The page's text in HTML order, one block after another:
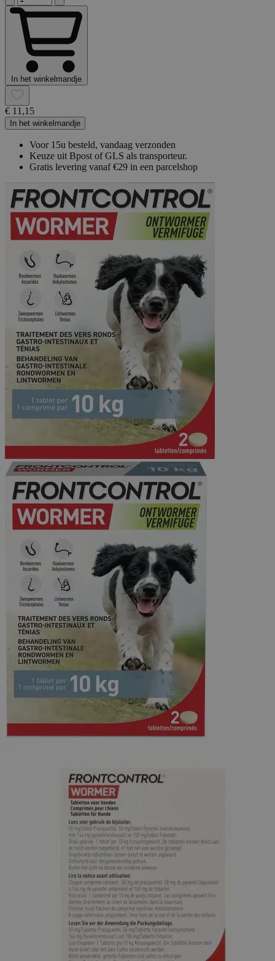
In het winkelmandje
€ 11,15
In het winkelmandje
Voor 15u besteld, vandaag verzonden
Keuze uit Bpost of GLS als transporteur.
Gratis levering vanaf €29 in een parcelshop